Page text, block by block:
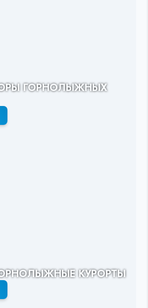
ГОРНОЛЫЖНЫХ
КУРОРТЫ